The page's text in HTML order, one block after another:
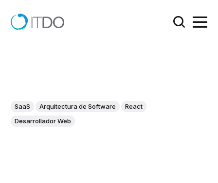
SaaS Arquitectura de Software
React
Desarrollador Web